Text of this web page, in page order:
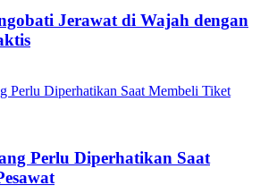
Jerawat di Wajah dengan
Perlu Diperhatikan Saat